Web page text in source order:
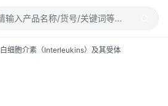
白细胞介素（Interleukins）及其受体